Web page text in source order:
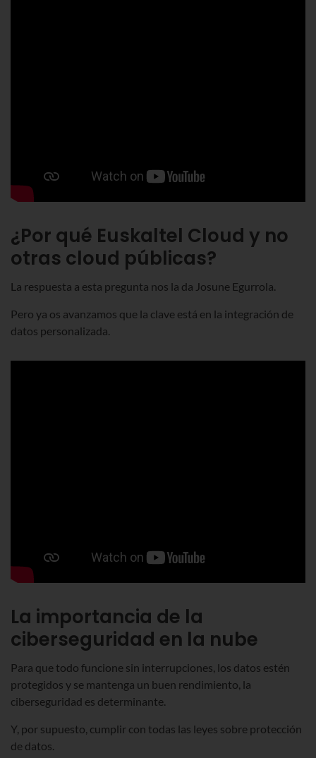
¿Por qué Euskaltel Cloud y no
otras cloud públicas?
La respuesta a esta pregunta nos la da Josune Egurrola.
Pero ya os avanzamos que la clave está en la integración de
datos personalizada.
La importancia de la
ciberseguridad en la nube
Para que todo funcione sin interrupciones, los datos estén
protegidos y se mantenga un buen rendimiento, la
ciberseguridad es determinante.
Y, por supuesto, cumplir con todas las leyes sobre protección
de datos.